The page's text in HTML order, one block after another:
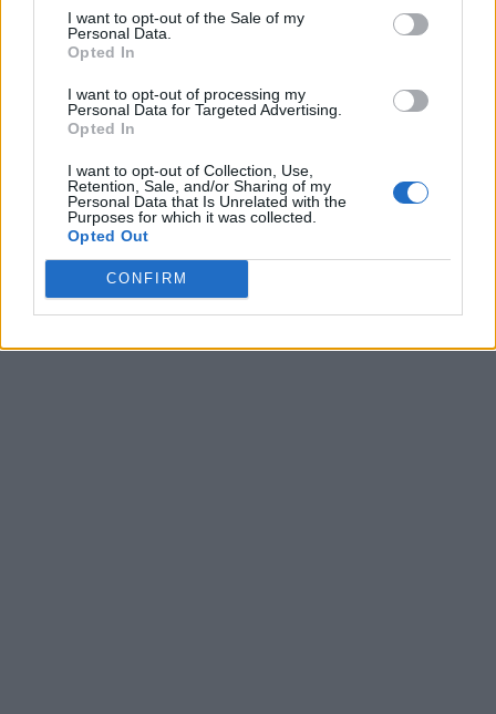
I want to opt-out of the Sale of my
Personal Data.
Opted In
I want to opt-out of processing my
Personal Data for Targeted Advertising.
Opted In
I want to opt-out of Collection, Use,
Retention, Sale, and/or Sharing of my
Personal Data that Is Unrelated with the
Purposes for which it was collected.
Opted Out
CONFIRM